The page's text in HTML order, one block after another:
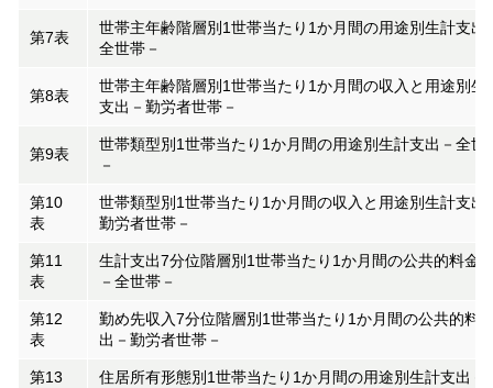
第7表
世帯主年齢階層別1世帯当たり1か月間の用途別生計支出
全世帯－
第8表
世帯主年齢階層別1世帯当たり1か月間の収入と用途別生
支出－勤労者世帯－
第9表
世帯類型別1世帯当たり1か月間の用途別生計支出－全世
－
第10
表
世帯類型別1世帯当たり1か月間の収入と用途別生計支出
勤労者世帯－
第11
表
生計支出7分位階層別1世帯当たり1か月間の公共的料金
－全世帯－
第12
表
勤め先収入7分位階層別1世帯当たり1か月間の公共的料
出－勤労者世帯－
第13 住居所有形態別1世帯当たり1か月間の用途別生計支出－